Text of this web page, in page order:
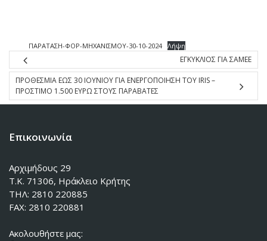
ΠΑΡΑΤΑΣΗ-ΦΟΡ-ΜΗΧΑΝΙΣΜΟΥ-30-10-2024 Λήψη
ΕΓΚΥΚΛΙΟΣ ΓΙΑ ΣΑΜΕΕ
ΠΡΟΘΕΣΜΙΑ ΕΩΣ 30 ΙΟΥΝΙΟΥ ΓΙΑ ΕΝΕΡΓΟΠΟΙΗΣΗ ΤΟΥ IRIS –
ΠΡΟΣΤΙΜΟ 1.500 ΕΥΡΩ ΣΤΟΥΣ ΠΑΡΑΒΑΤΕΣ
Επικοινωνία
Αρχιμήδους 29
Τ.Κ. 71306, Ηράκλειο Κρήτης
ΤΗΛ: 2810 220885
FAX: 2810 220881
Ακολουθήστε μας: